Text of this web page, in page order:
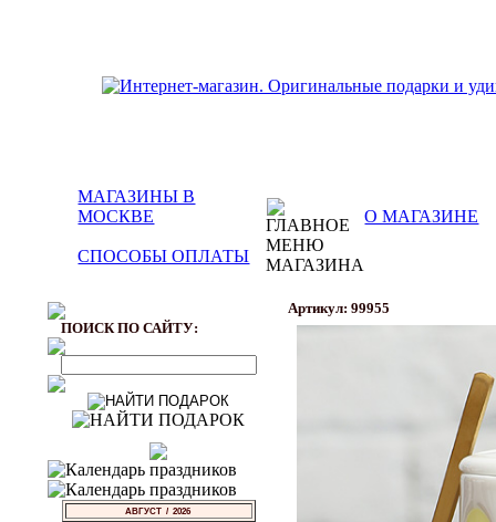
МАГАЗИНЫ В
МОСКВЕ
О МАГАЗИНЕ
СПОСОБЫ ОПЛАТЫ
ПОИСК ПО САЙТУ:
АВГУСТ / 2026
Артикул: 99955